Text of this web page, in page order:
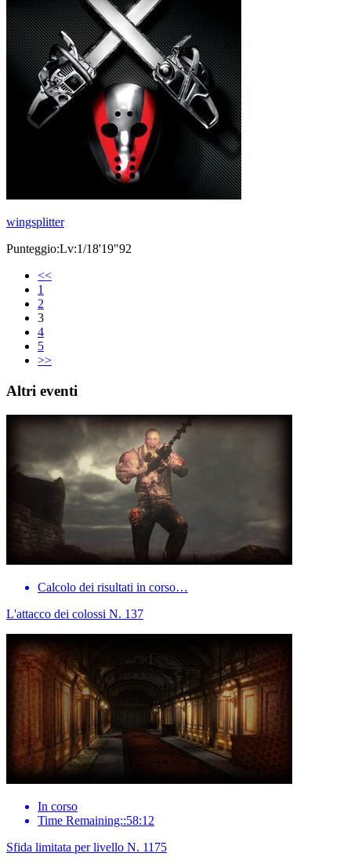
wingsplitter
Punteggio:Lv:1/18'19"92
<<
1
2
3
4
5
>>
Altri eventi
Calcolo dei risultati in corso…
L'attacco dei colossi N. 137
In corso
Time Remaining::58:12
Sfida limitata per livello N. 1175